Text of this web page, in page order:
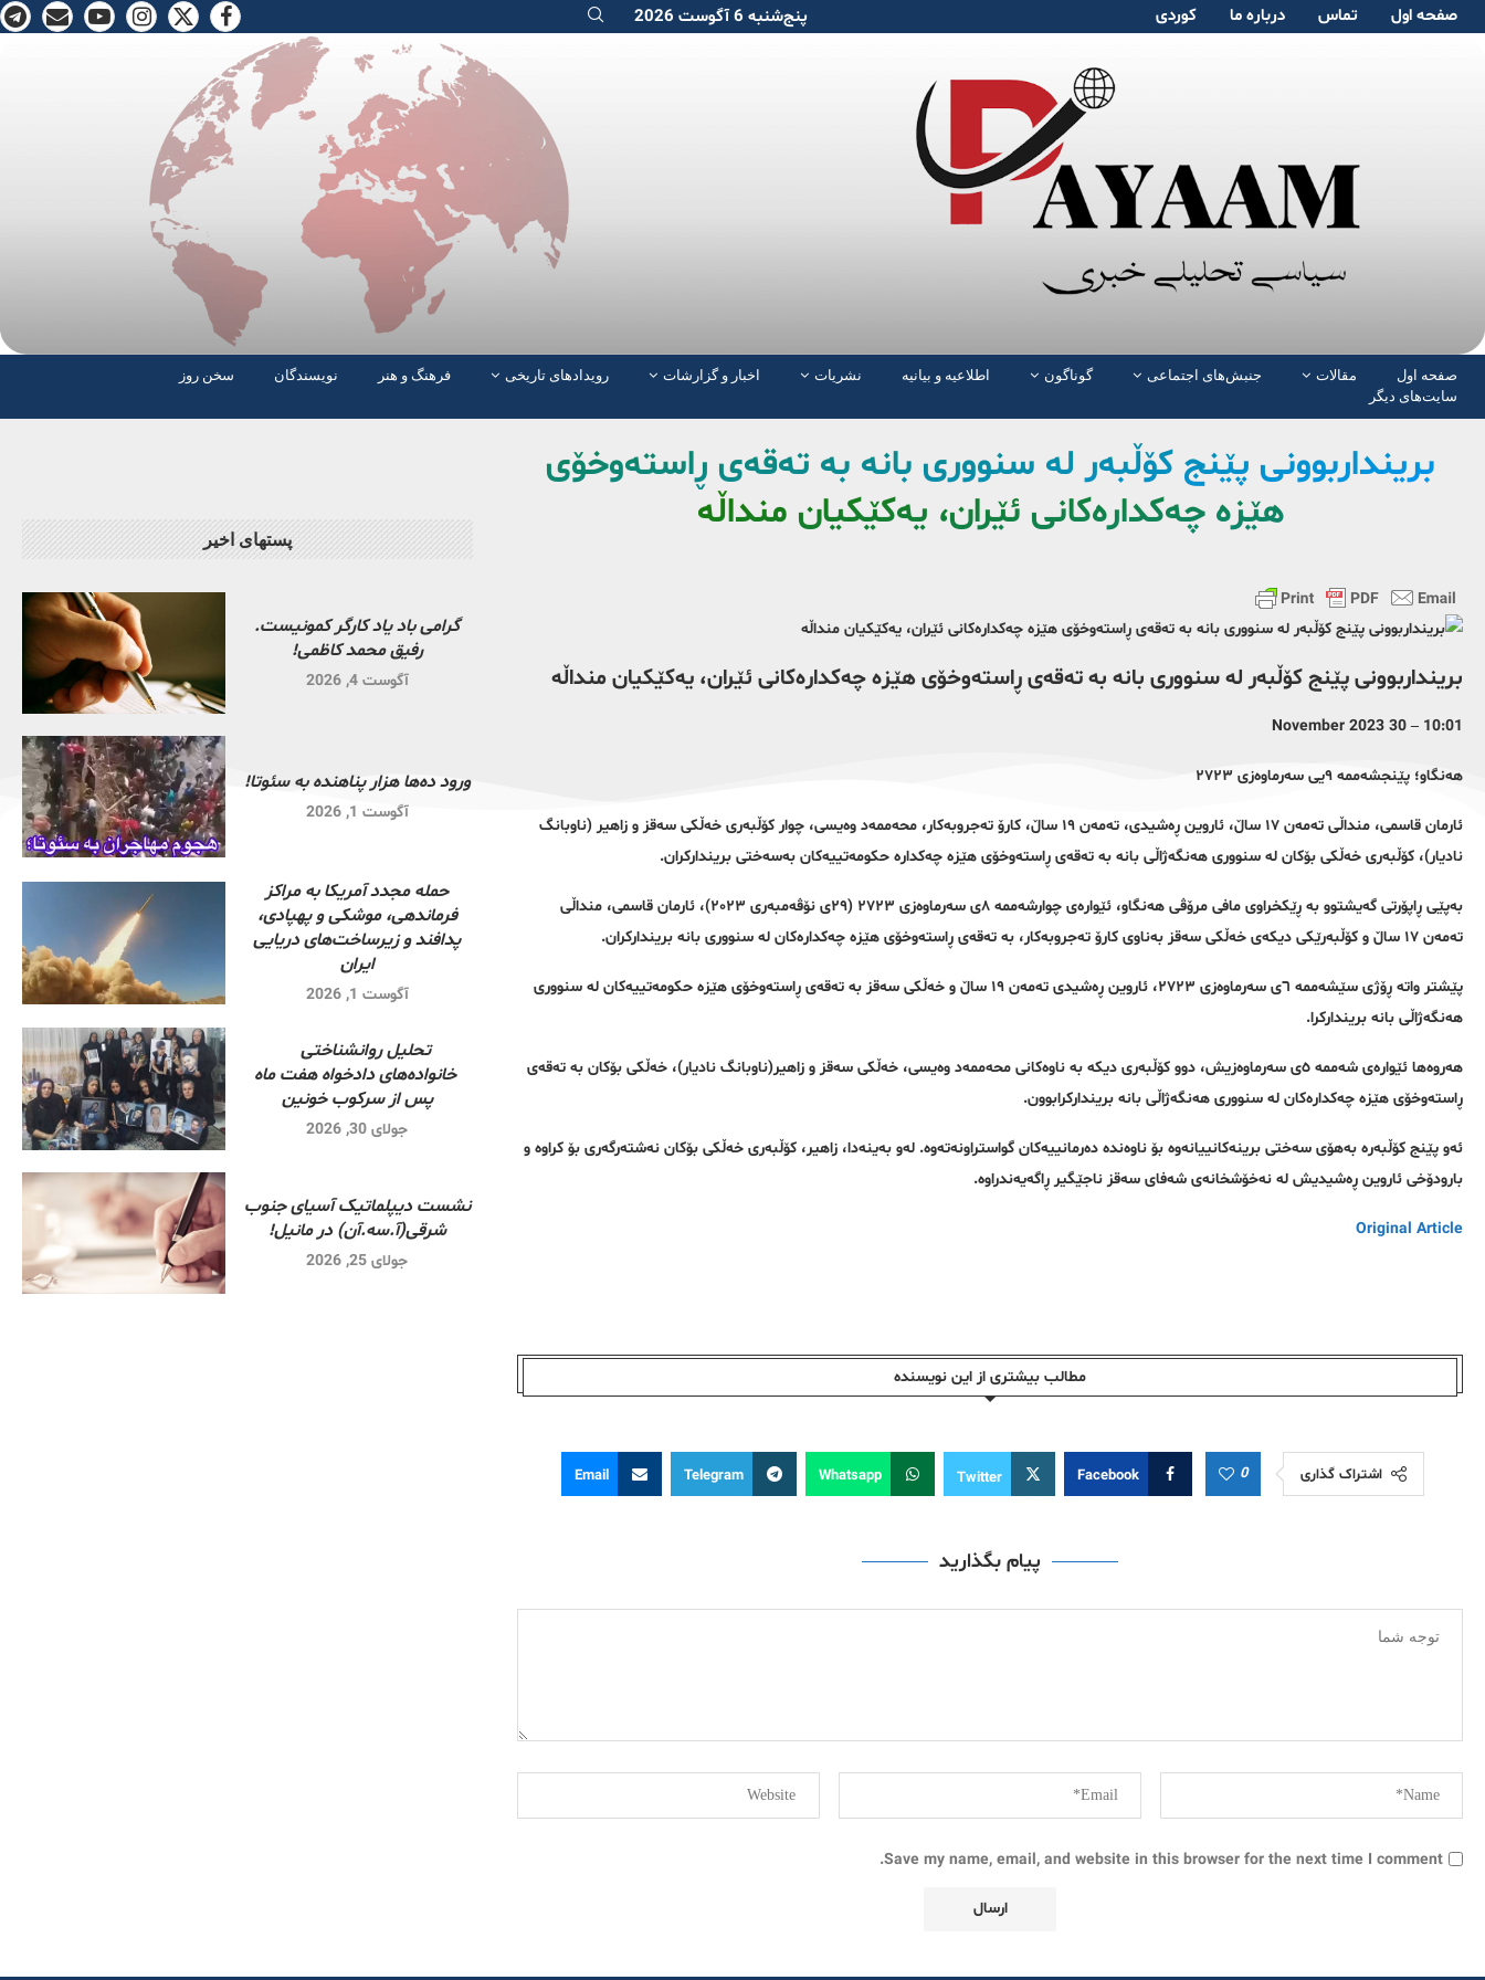
صفحە اول تماس دربارە ما کوردی پنج‌شنبه 6 آگوست 2026
صفحە اول مقالات جنبش‌های اجتماعی گوناگون اطلاعیه و بیانیه نشریات اخبار و گزارشات رویدادهای تاریخی فرهنگ و هنر نویسندگان
سخن روز
سایت‌های دیگر
برینداربوونی پێنج کۆڵبەر لە سنووری بانە بە تەقەی ڕاستەوخۆی
هێزە چەکدارەکانی ئێران، یەکێکیان منداڵە
برینداربوونی پێنج کۆڵبەر لە سنووری بانە بە تەقەی ڕاستەوخۆی هێزە چەکدارەکانی ئێران، یەکێکیان منداڵە
10:01 – 30 November 2023
هەنگاو؛ پێنجشەممە ٩یی سەرماوەزی ٢٧٢٣
ئارمان قاسمی، منداڵی تەمەن ١٧ ساڵ، ئاروین ڕەشیدی، تەمەن ١٩ ساڵ، کارۆ تەجروبەکار، محەممەد وەیسی، چوار کۆڵبەری خەڵکی سەقز و زاهیر (ناوبانگ
نادیار)، کۆڵبەری خەڵکی بۆکان لە سنووری هەنگەژاڵی بانە بە تەقەی ڕاستەوخۆی هێزە چەکدارە حکومەتییەکان بەسەختی بریندارکران.
بەپێی ڕاپۆرتی گەیشتوو بە ڕێکخراوی مافی مرۆڤی هەنگاو، ئێوارەی چوارشەممە ٨ی سەرماوەزی ٢٧٢٣ (٢٩ی نۆڤەمبەری ٢٠٢٣)، ئارمان قاسمی، منداڵی
تەمەن ١٧ ساڵ و کۆڵبەرێکی دیکەی خەڵکی سەقز بەناوی کارۆ تەجروبەکار، بە تەقەی ڕاستەوخۆی هێزە چەکدارەکان لە سنووری بانە بریندارکران.
پێشتر واتە ڕۆژی سێشەممە ٦ی سەرماوەزی ٢٧٢٣، ئاروین ڕەشیدی تەمەن ١٩ ساڵ و خەڵکی سەقز بە تەقەی ڕاستەوخۆی هێزە حکومەتییەکان لە سنووری
هەنگەژاڵی بانە بریندارکرا.
هەروەها ئێوارەی شەممە ٥ی سەرماوەزیش، دوو کۆڵبەری دیکە بە ناوەکانی محەممەد وەیسی، خەڵکی سەقز و زاهیر(ناوبانگ نادیار)، خەڵکی بۆکان بە تەقەی
ڕاستەوخۆی هێزە چەکدارەکان لە سنووری هەنگەژاڵی بانە بریندارکرابوون.
ئەو پێنج کۆڵبەرە بەهۆی سەختی برینەکانییانەوە بۆ ناوەندە دەرمانییەکان گواستراونەتەوە. لەو بەینەدا، زاهیر، کۆڵبەری خەڵکی بۆکان نەشتەرگەری بۆ کراوە و
بارودۆخی ئاروین ڕەشیدیش لە نەخۆشخانەی شەفای سەقز ناجێگیر ڕاگەیەندراوە.
Original Article
مطالب بیشتری از این نویسندە
اشتراک گذاری 0
Facebook
Twitter
Whatsapp
Telegram
Email
پیام بگذارید
Save my name, email, and website in this browser for the next time I comment.
پستهای اخیر
گرامی باد یاد کارگر کمونیست.
رفیق محمد کاظمی!
آگوست 4, 2026
ورود ده‌ها هزار پناهنده به سئوتا!
آگوست 1, 2026
حمله مجدد آمریکا به مراکز
فرماندهی، موشکی و پهپادی،
پدافند و زیرساخت‌های دریایی
ایران
آگوست 1, 2026
تحلیل روانشناختی
خانواده‌های دادخواه هفت ماه
پس از سرکوب خونین
جولای 30, 2026
نشست دیپلماتیک آسیای جنوب
شرقی‌(آ.سه.آن) در مانیل!
جولای 25, 2026